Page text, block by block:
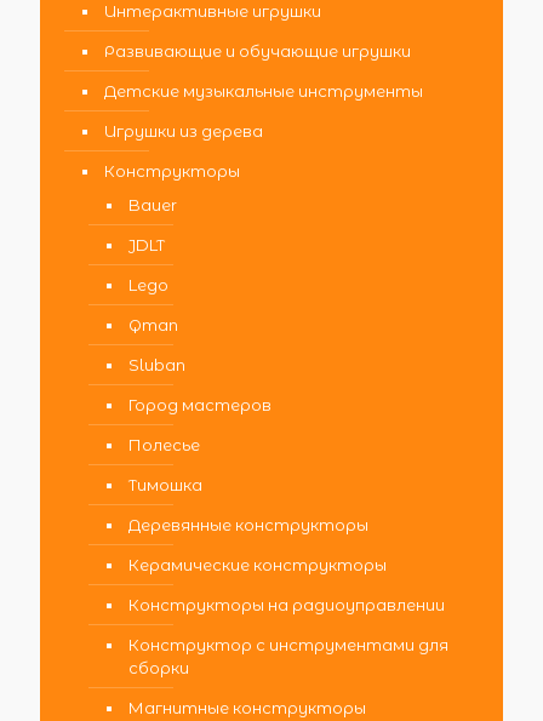
Интерактивные игрушки
Развивающие и обучающие игрушки
Детские музыкальные инструменты
Игрушки из дерева
Конструкторы
Bauer
JDLT
Lego
Qman
Sluban
Город мастеров
Полесье
Тимошка
Деревянные конструкторы
Керамические конструкторы
Конструкторы на радиоуправлении
Конструктор с инструментами для
сборки
Магнитные конструкторы